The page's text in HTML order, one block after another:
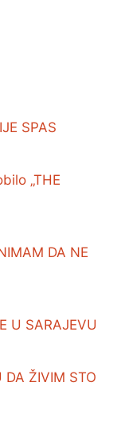
SPAS
„THE
DA NE
U SARAJEVU
ŽIVIM STO